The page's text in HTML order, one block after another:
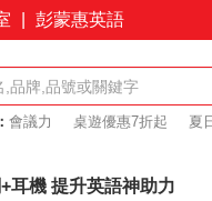
彭蒙惠英語
會議力 桌遊優惠7折起 夏
耳機 提升英語神助力